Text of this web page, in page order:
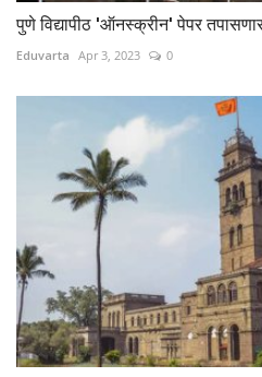
पुणे विद्यापीठ 'ऑनस्क्रीन' पेपर
Eduvarta Apr 3, 2023 0